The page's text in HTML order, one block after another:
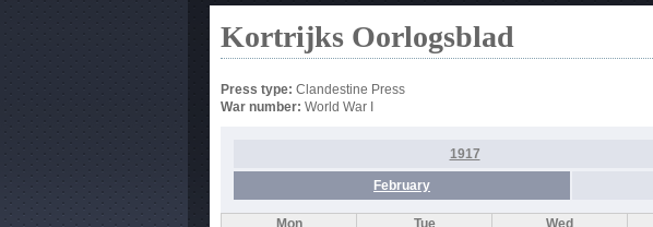
Kortrijks Oorlogsblad
Press type: Clandestine Press
War number: World War I
1917
February
Mon Tue Wed